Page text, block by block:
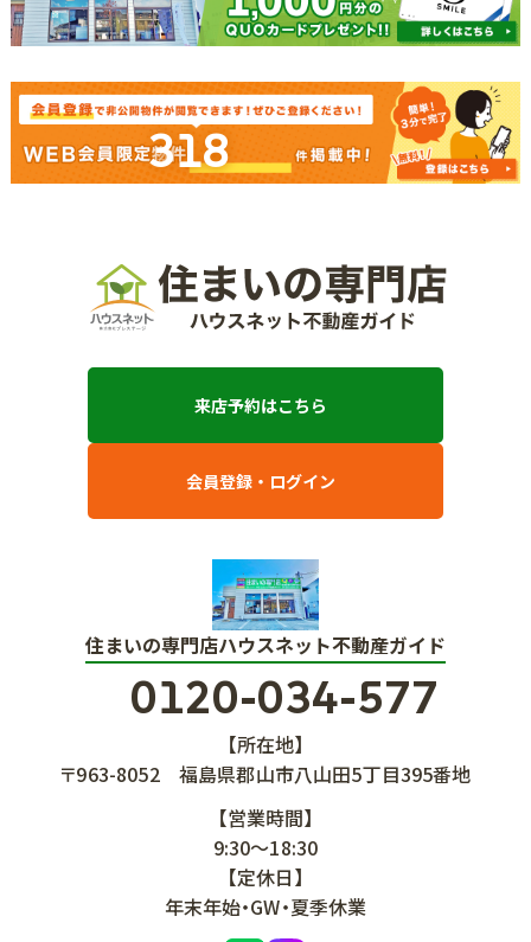
318
来店予約はこちら
会員登録・ログイン
住まいの専門店ハウスネット不動産ガイド
0120-034-577
【所在地】
〒963-8052
福島県郡山市八山田5丁目395番地
【営業時間】
9:30～18:30
【定休日】
年末年始・GW・夏季休業